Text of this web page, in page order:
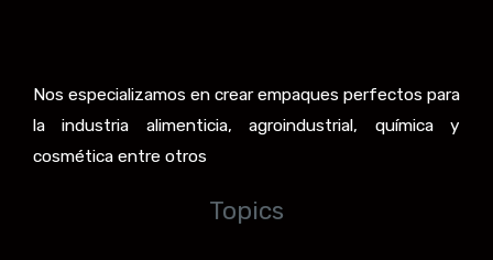
Nos especializamos en crear empaques perfectos para
la industria alimenticia, agroindustrial, química y
cosmética entre otros
Topics